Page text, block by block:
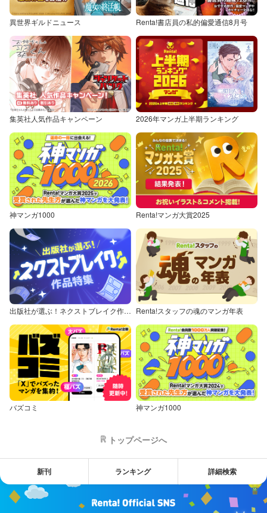
異世界ギルドニュース Renta!書店員の私的偏愛通信8月号
集英社人気作品キャンペーン 2026年マンガ上半期ランキング
神マンガ1000 Renta!マンガ大賞2025
出版社が選ぶ！ネクストブレイク作品特集 Renta!スタッフの魂のマンガ年表
バズコミ 神マンガ1000
トップページへ
新刊 ランキング 詳細検索